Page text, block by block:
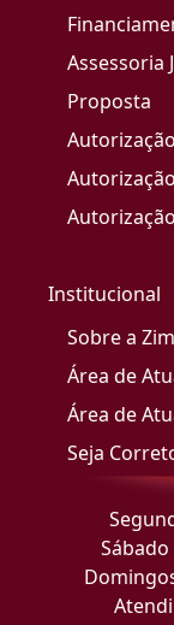
Assessoria
Proposta
Institucional
Sobre a
Área de
Área de
Seja